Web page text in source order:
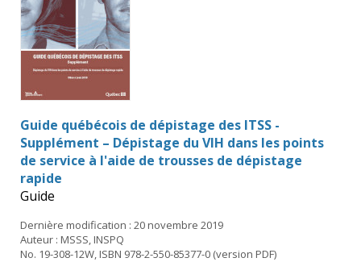
Guide québécois de dépistage des ITSS -
Supplément – Dépistage du VIH dans les points
de service à l'aide de trousses de dépistage
rapide
Guide
Dernière modification : 20 novembre 2019
Auteur : MSSS, INSPQ
No. 19-308-12W, ISBN 978-2-550-85377-0 (version PDF)